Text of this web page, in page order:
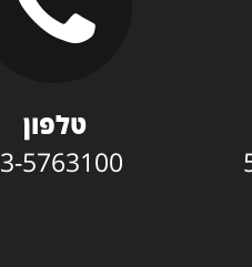
טלפון
5763100